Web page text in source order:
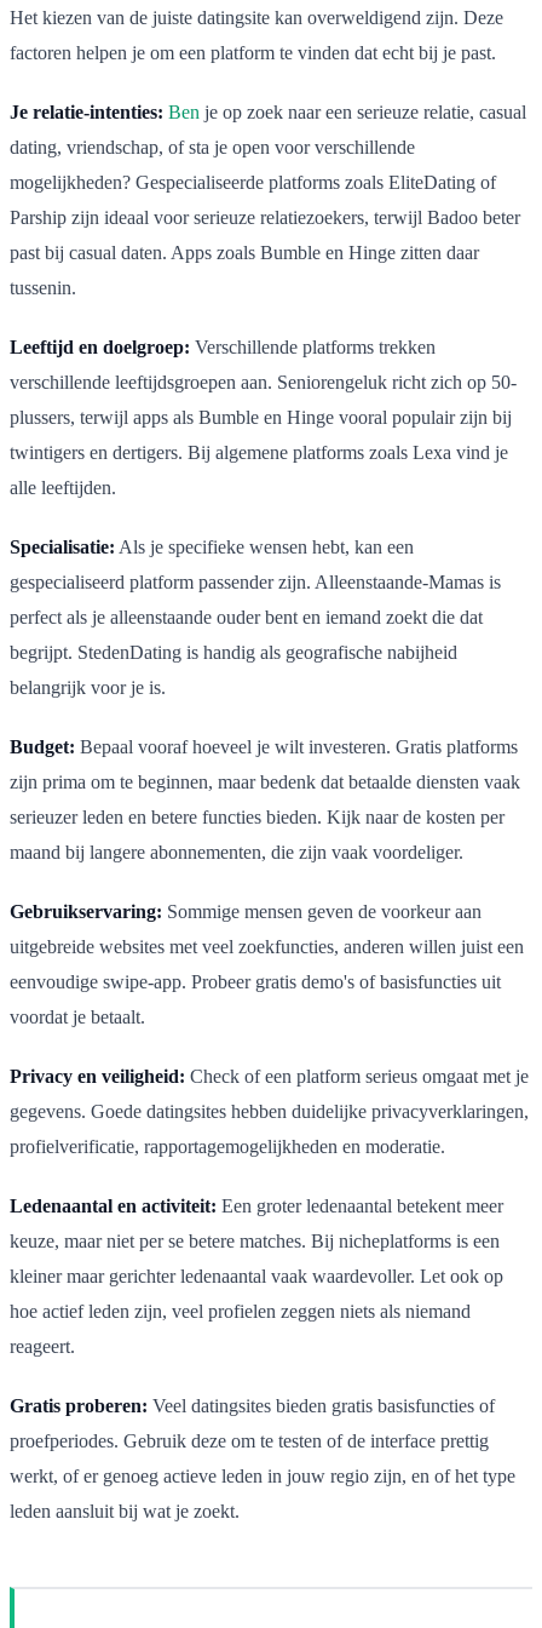
Het kiezen van de juiste datingsite kan overweldigend zijn. Deze
factoren helpen je om een platform te vinden dat echt bij je past.
Je relatie-intenties: Ben je op zoek naar een serieuze relatie, casual
dating, vriendschap, of sta je open voor verschillende
mogelijkheden? Gespecialiseerde platforms zoals EliteDating of
Parship zijn ideaal voor serieuze relatiezoekers, terwijl Badoo beter
past bij casual daten. Apps zoals Bumble en Hinge zitten daar
tussenin.
Leeftijd en doelgroep: Verschillende platforms trekken
verschillende leeftijdsgroepen aan. Seniorengeluk richt zich op 50-
plussers, terwijl apps als Bumble en Hinge vooral populair zijn bij
twintigers en dertigers. Bij algemene platforms zoals Lexa vind je
alle leeftijden.
Specialisatie: Als je specifieke wensen hebt, kan een
gespecialiseerd platform passender zijn. Alleenstaande-Mamas is
perfect als je alleenstaande ouder bent en iemand zoekt die dat
begrijpt. StedenDating is handig als geografische nabijheid
belangrijk voor je is.
Budget: Bepaal vooraf hoeveel je wilt investeren. Gratis platforms
zijn prima om te beginnen, maar bedenk dat betaalde diensten vaak
serieuzer leden en betere functies bieden. Kijk naar de kosten per
maand bij langere abonnementen, die zijn vaak voordeliger.
Gebruikservaring: Sommige mensen geven de voorkeur aan
uitgebreide websites met veel zoekfuncties, anderen willen juist een
eenvoudige swipe-app. Probeer gratis demo's of basisfuncties uit
voordat je betaalt.
Privacy en veiligheid: Check of een platform serieus omgaat met je
gegevens. Goede datingsites hebben duidelijke privacyverklaringen,
profielverificatie, rapportagemogelijkheden en moderatie.
Ledenaantal en activiteit: Een groter ledenaantal betekent meer
keuze, maar niet per se betere matches. Bij nicheplatforms is een
kleiner maar gerichter ledenaantal vaak waardevoller. Let ook op
hoe actief leden zijn, veel profielen zeggen niets als niemand
reageert.
Gratis proberen: Veel datingsites bieden gratis basisfuncties of
proefperiodes. Gebruik deze om te testen of de interface prettig
werkt, of er genoeg actieve leden in jouw regio zijn, en of het type
leden aansluit bij wat je zoekt.